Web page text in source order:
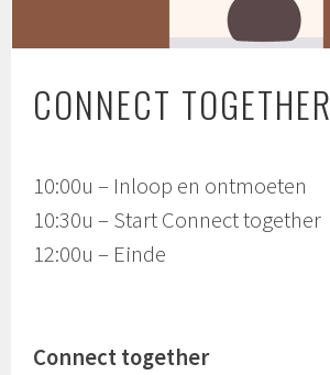
CONNECT TOGETHER
10:00u – Inloop en ontmoeten
10:30u – Start Connect together
12:00u – Einde
Connect together